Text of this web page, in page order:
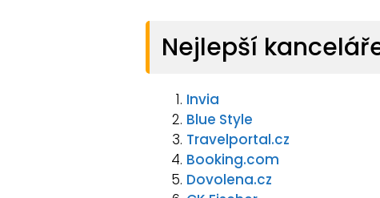
Nejlepší
Invia
Blue Style
Travelportal.cz
Booking.com
Dovolena.cz